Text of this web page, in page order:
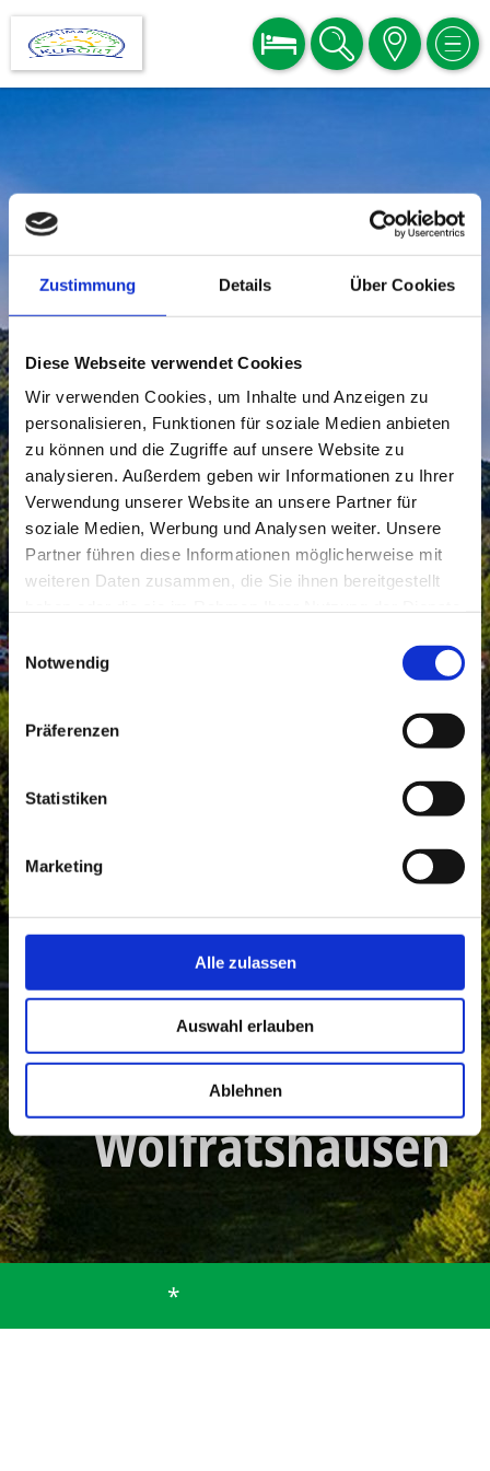
Zustimmung Details Über Cookies
Diese Webseite verwendet Cookies
Wir verwenden Cookies, um Inhalte und Anzeigen zu
personalisieren, Funktionen für soziale Medien anbieten
zu können und die Zugriffe auf unsere Website zu
analysieren. Außerdem geben wir Informationen zu Ihrer
Verwendung unserer Website an unsere Partner für
soziale Medien, Werbung und Analysen weiter. Unsere
Partner führen diese Informationen möglicherweise mit
weiteren Daten zusammen, die Sie ihnen bereitgestellt
Einwilligungsauswahl
Notwendig
Präferenzen
Statistiken
Marketing
Alle zulassen
Auswahl erlauben
Ablehnen
BUCHEN SUCHE KARTE MENÜ
Ehrenamt
Landratsamt Bad
Tölz-
Wolfratshausen
Bürgerservice